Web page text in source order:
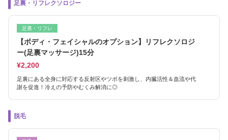
足裏・リフレクソロジー
足裏・リフレ
【ボディ・フェイシャルのオプション】リフレクソロジ
ー(足裏マッサージ)15分
¥2,200
足裏にある全身に対応する反射区やツボを刺激し、内臓活性＆血流や代
謝を促進！冷えの予防やむくみ解消に◎
脱毛